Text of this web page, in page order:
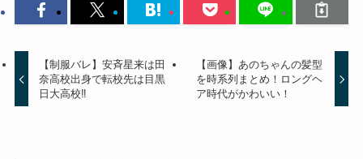
【制服バレ】安斉星来は田
奈高校出身で転校先は目黒
日大高校‼
【画像】あのちゃんの髪型
を時系列まとめ！ロングヘ
ア時代がかわいい！